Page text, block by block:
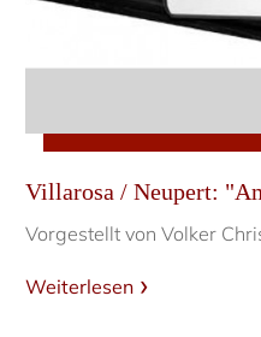
Villarosa / Neupert:
Vorgestellt von Volker
Weiterlesen